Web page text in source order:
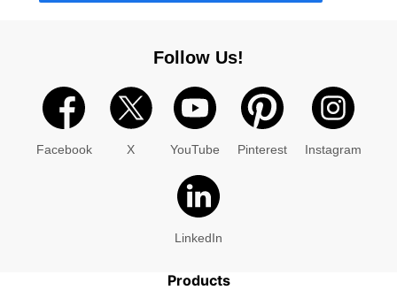
Follow Us!
Facebook X YouTube Pinterest Instagram
LinkedIn
Products